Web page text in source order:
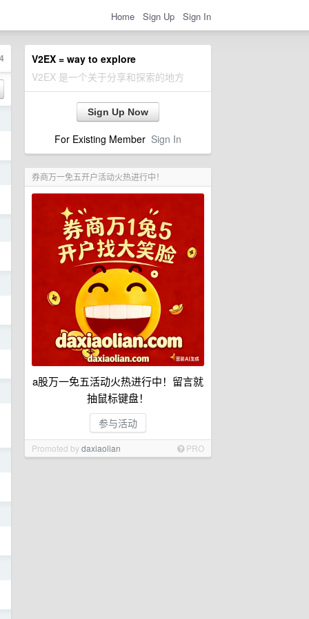
Home Sign Up Sign In
V2EX = way to explore
V2EX 是一个关于分享和探索的地方
Sign Up Now
For Existing Member Sign In
券商万一免五开户活动火热进行中！
a股万一免五活动火热进行中！留言就
抽鼠标键盘！
参与活动
Promoted bydaxiaolian PRO